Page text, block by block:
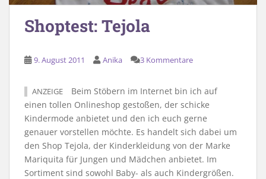
Shoptest: Tejola
9. August 2011 Anika 3 Kommentare
ANZEIGE
Beim Stöbern im Internet bin ich auf
einen tollen Onlineshop gestoßen, der schicke
Kindermode anbietet und den ich euch gerne
genauer vorstellen möchte. Es handelt sich dabei um
den Shop Tejola, der Kinderkleidung von der Marke
Mariquita für Jungen und Mädchen anbietet. Im
Sortiment sind sowohl Baby- als auch Kindergrößen.